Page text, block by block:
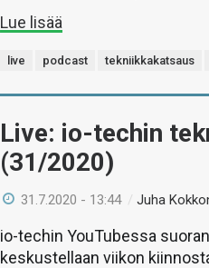
Lue lisää
live podcast tekniikkakatsaus
Live: io-techin
(31/2020)
31.7.2020 - 13:44 /Juha
io-techin YouTubessa
keskustellaan viikon